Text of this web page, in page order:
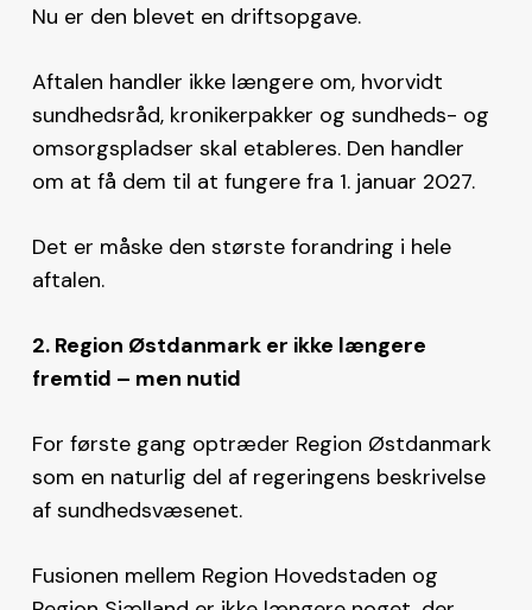
Nu er den blevet en driftsopgave.
Aftalen handler ikke længere om, hvorvidt
sundhedsråd, kronikerpakker og sundheds- og
omsorgspladser skal etableres. Den handler
om at få dem til at fungere fra 1. januar 2027.
Det er måske den største forandring i hele
aftalen.
2. Region Østdanmark er ikke længere
fremtid – men nutid
For første gang optræder Region Østdanmark
som en naturlig del af regeringens beskrivelse
af sundhedsvæsenet.
Fusionen mellem Region Hovedstaden og